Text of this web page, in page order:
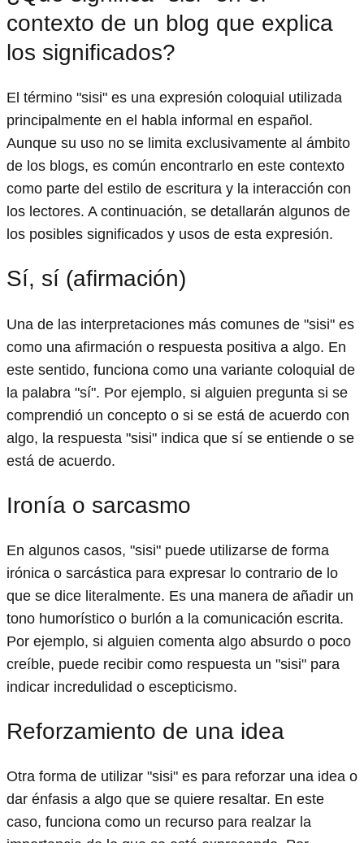
contexto de un blog que explica
los significados?
El término "sisi" es una expresión coloquial utilizada
principalmente en el habla informal en español.
Aunque su uso no se limita exclusivamente al ámbito
de los blogs, es común encontrarlo en este contexto
como parte del estilo de escritura y la interacción con
los lectores. A continuación, se detallarán algunos de
los posibles significados y usos de esta expresión.
Sí, sí (afirmación)
Una de las interpretaciones más comunes de "sisi" es
como una afirmación o respuesta positiva a algo. En
este sentido, funciona como una variante coloquial de
la palabra "sí". Por ejemplo, si alguien pregunta si se
comprendió un concepto o si se está de acuerdo con
algo, la respuesta "sisi" indica que sí se entiende o se
está de acuerdo.
Ironía o sarcasmo
En algunos casos, "sisi" puede utilizarse de forma
irónica o sarcástica para expresar lo contrario de lo
que se dice literalmente. Es una manera de añadir un
tono humorístico o burlón a la comunicación escrita.
Por ejemplo, si alguien comenta algo absurdo o poco
creíble, puede recibir como respuesta un "sisi" para
indicar incredulidad o escepticismo.
Reforzamiento de una idea
Otra forma de utilizar "sisi" es para reforzar una idea o
dar énfasis a algo que se quiere resaltar. En este
caso, funciona como un recurso para realzar la